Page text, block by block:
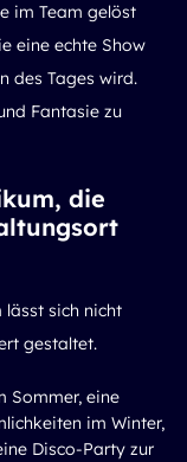
im Team gelöst
eine echte Show
des Tages wird.
Fantasie zu
die
lässt sich nicht
gestaltet.
Sommer, eine
im Winter,
Disco-Party zur